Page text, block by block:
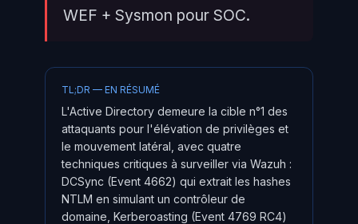
WEF + Sysmon pour SOC.
TL;DR — EN RÉSUMÉ
L'Active Directory demeure la cible n°1 des
attaquants pour l'élévation de privilèges et
le mouvement latéral, avec quatre
techniques critiques à surveiller via Wazuh :
DCSync (Event 4662) qui extrait les hashes
NTLM en simulant un contrôleur de
domaine, Kerberoasting (Event 4769 RC4)